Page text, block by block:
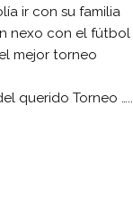
ir con su familia
nexo con el fútbol
mejor torneo
querido Torneo …..